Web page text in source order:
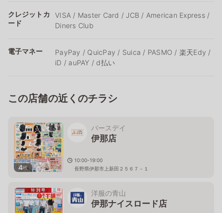
クレジットカ
ード
VISA / Master Card / JCB / American Express /
Diners Club
電子マネー
PayPay / QuicPay / Suica / PASMO / 楽天Edy /
iD / auPAY / d払い
この店舗の近くのチラシ
4枚
バースデイ
伊那店
10:00-19:00
長野県伊那市上新田２５６７－１
洋服の青山
伊那ナイスロード店